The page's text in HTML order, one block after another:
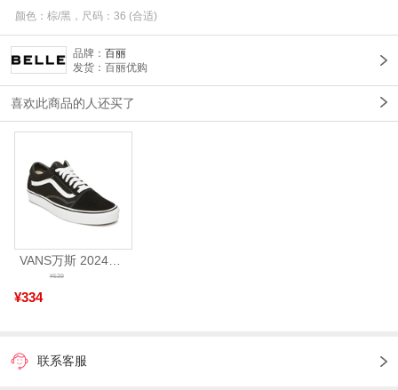
颜色：棕/黑，尺码：36 (合适)
品牌： 百丽
发货：百丽优购
喜欢此商品的人还买了
VANS万斯 2024年新款中性OldSkool帆布鞋/硫化鞋VN000D3HY28（延续款）
¥334
¥539
联系客服